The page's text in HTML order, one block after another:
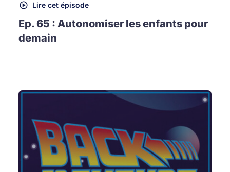
Lire cet épisode
Ep. 65 : Autonomiser les enfants pour
demain